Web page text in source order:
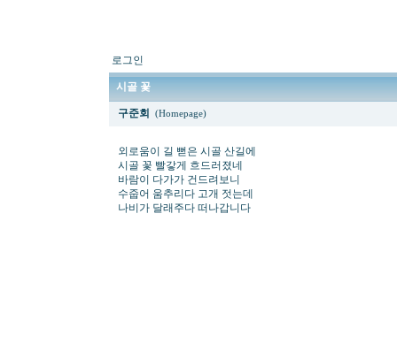
로그인
시골 꽃
구준회 (Homepage)
외로움이 길 뻗은 시골 산길에
시골 꽃 빨갛게 흐드러졌네
바람이 다가가 건드려보니
수줍어 움추리다 고개 젓는데
나비가 달래주다 떠나갑니다